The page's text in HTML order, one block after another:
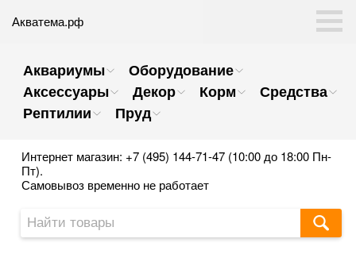
Акватема.рф
Аквариумы
Оборудование
Аксессуары
Декор Корм
Средства
Рептилии
Пруд
Интернет магазин: +7 (495) 144-71-47 (10:00 до 18:00 Пн-
Пт).
Самовывоз временно не работает